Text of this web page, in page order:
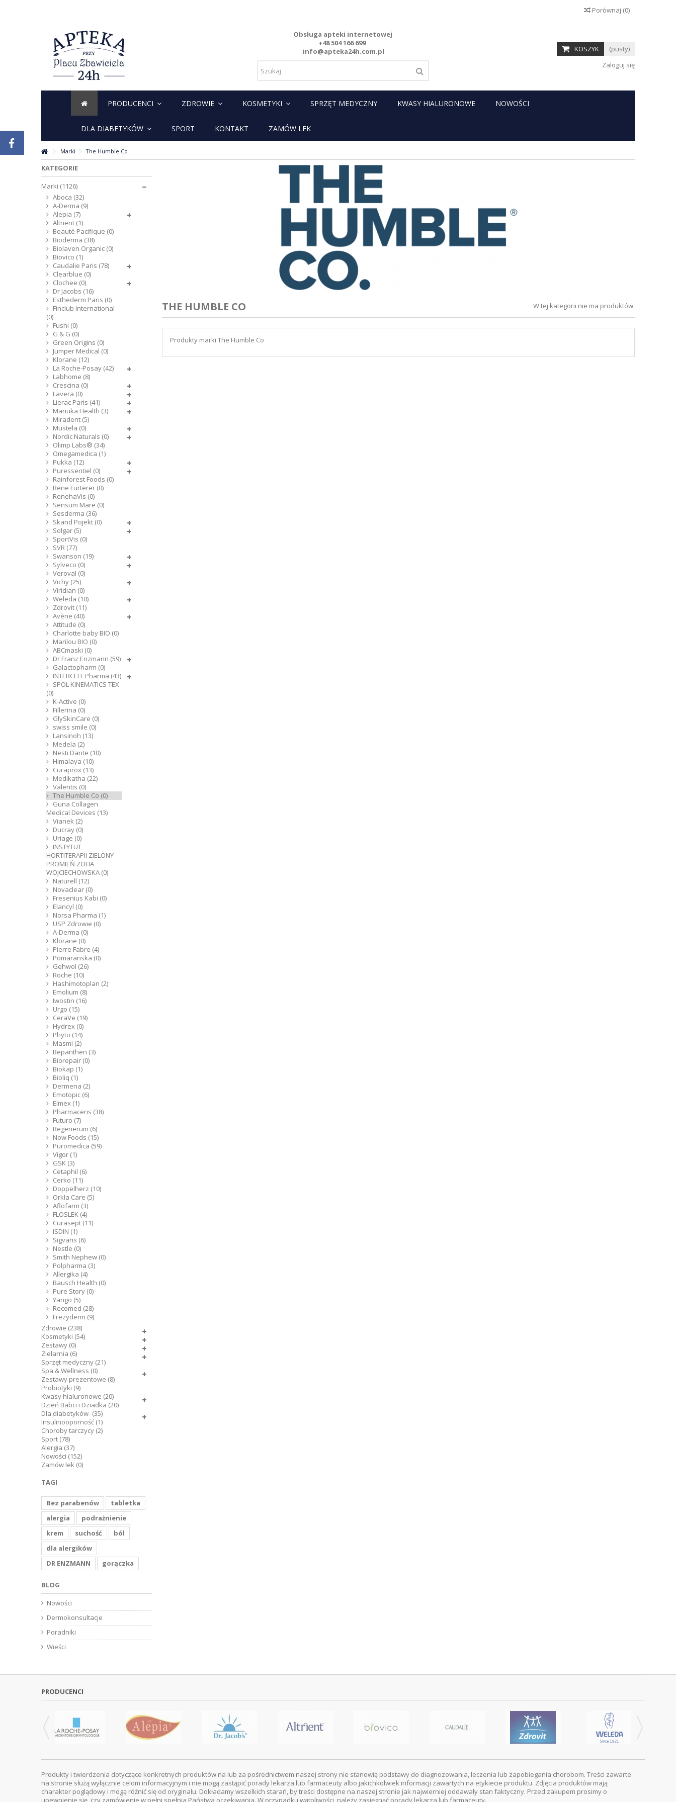
Porównaj (0)
Obsługa apteki internetowej
+48 504 166 699
info@apteka24h.com.pl
KOSZYK
(pusty)
Zaloguj się
PRODUCENCI ZDROWIE KOSMETYKI SPRZĘT MEDYCZNY KWASY HIALURONOWE NOWOŚCI
DLA DIABETYKÓW SPORT KONTAKT ZAMÓW LEK
Marki The Humble Co
THE HUMBLE CO W tej kategorii nie ma produktów.
Produkty marki The Humble Co
KATEGORIE
Marki (1126)
Aboca (32)
A-Derma (9)
Alepia (7)
Altrient (1)
Beauté Pacifique (0)
Bioderma (38)
Biolaven Organic (0)
Biovico (1)
Caudalie Paris (78)
Clearblue (0)
Clochee (0)
Dr Jacobs (16)
Esthederm Paris (0)
Finclub International
(0)
Fushi (0)
G & G (0)
Green Origins (0)
Jumper Medical (0)
Klorane (12)
La Roche-Posay (42)
Labhome (8)
Crescina (0)
Lavera (0)
Lierac Paris (41)
Manuka Health (3)
Miradent (5)
Mustela (0)
Nordic Naturals (0)
Olimp Labs® (34)
Omegamedica (1)
Pukka (12)
Puressentiel (0)
Rainforest Foods (0)
Rene Furterer (0)
RenehaVis (0)
Sensum Mare (0)
Sesderma (36)
Skand Pojekt (0)
Solgar (5)
SportVis (0)
SVR (77)
Swanson (19)
Sylveco (0)
Veroval (0)
Vichy (25)
Viridian (0)
Weleda (10)
Zdrovit (11)
Avène (40)
Attitude (0)
Charlotte baby BIO (0)
Marilou BIO (0)
ABCmaski (0)
Dr Franz Enzmann (59)
Galactopharm (0)
INTERCELL Pharma (43)
SPOL KINEMATICS TEX
(0)
K-Active (0)
Fillerina (0)
GlySkinCare (0)
swiss smile (0)
Lansinoh (13)
Medela (2)
Nesti Dante (10)
Himalaya (10)
Curaprox (13)
Medikatha (22)
Valentis (0)
The Humble Co (0)
Guna Collagen
Medical Devices (13)
Vianek (2)
Ducray (0)
Uriage (0)
INSTYTUT
HORTITERAPII ZIELONY
PROMIEŃ ZOFIA
WOJCIECHOWSKA (0)
Naturell (12)
Novaclear (0)
Fresenius Kabi (0)
Elancyl (0)
Norsa Pharma (1)
USP Zdrowie (0)
A-Derma (0)
Klorane (0)
Pierre Fabre (4)
Pomaranska (0)
Gehwol (26)
Roche (10)
Hashimotoplan (2)
Emolium (8)
Iwostin (16)
Urgo (15)
CeraVe (19)
Hydrex (0)
Phyto (14)
Masmi (2)
Bepanthen (3)
Biorepair (0)
Biokap (1)
Bioliq (1)
Dermena (2)
Emotopic (6)
Elmex (1)
Pharmaceris (38)
Futuro (7)
Regenerum (6)
Now Foods (15)
Puromedica (59)
Vigor (1)
GSK (3)
Cetaphil (6)
Cerko (11)
Doppelherz (10)
Orkla Care (5)
Aflofarm (3)
FLOSLEK (4)
Curasept (11)
ISDIN (1)
Sigvaris (6)
Nestle (0)
Smith Nephew (0)
Polpharma (3)
Allergika (4)
Bausch Health (0)
Pure Story (0)
Yango (5)
Recomed (28)
Frezyderm (9)
Zdrowie (238)
Kosmetyki (54)
Zestawy (0)
Zielarnia (6)
Sprzęt medyczny (21)
Spa & Wellness (0)
Zestawy prezentowe (8)
Probiotyki (9)
Kwasy hialuronowe (20)
Dzień Babci i Dziadka (20)
Dla diabetyków- (35)
Insulinooporność (1)
Choroby tarczycy (2)
Sport (78)
Alergia (37)
Nowości (152)
Zamów lek (0)
TAGI
Bez parabenów
tabletka
alergia
podrażnienie
krem
suchość
ból
dla alergików
DR ENZMANN
gorączka
BLOG
Nowości
Dermokonsultacje
Poradniki
Wieści
PRODUCENCI
Produkty i twierdzenia dotyczące konkretnych produktów na lub za pośrednictwem naszej strony nie stanowią podstawy do diagnozowania, leczenia lub zapobiegania chorobom. Treści zawarte
na stronie służą wyłącznie celom informacyjnym i nie mogą zastąpić porady lekarza lub farmaceuty albo jakichkolwiek informacji zawartych na etykiecie produktu. Zdjęcia produktów mają
charakter poglądowy i mogą różnić się od oryginału. Dokładamy wszelkich starań, by treści dostępne na naszej stronie jak najwierniej oddawały stan faktyczny. Przed zakupem prosimy o
upewnienie się, czy zamówienie w pełni spełnia Państwa oczekiwania. W przypadku wątpliwości, należy zasięgnąć porady lekarza lub farmaceuty.